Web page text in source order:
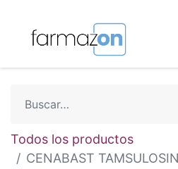
Todos los productos
CENABAST